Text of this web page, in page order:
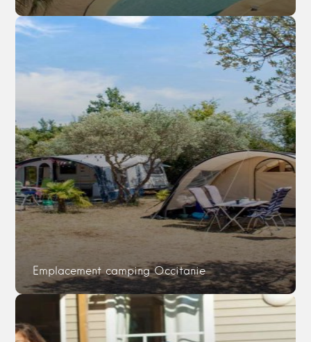
Emplacement camping Occitanie